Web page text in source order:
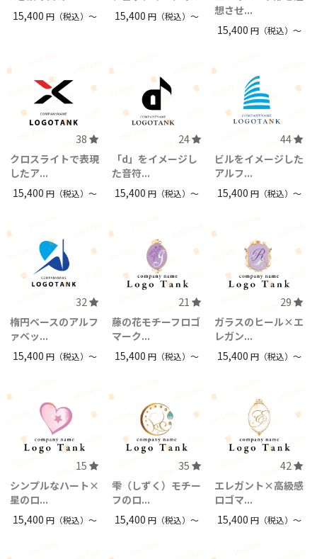
15,400 円（税込）〜
15,400円（税込）〜
想させ...
15,400 円（税込）〜
38
クロスライトで表現
したア...
15,400 円（税込）〜
24
「d」をイメージし
た音符...
15,400円（税込）〜
44
ビルをイメージした
アルフ...
15,400 円（税込）〜
32
楕円ベースのアルフ
ァベッ...
15,400 円（税込）〜
21
藤の花モチーフロゴ
マーク...
15,400円（税込）〜
29
ガラスのヒール×エ
レガン...
15,400 円（税込）〜
15
シンプルなハート×
星のロ...
15,400 円（税込）〜
35
雫（しずく）モチー
フのロ...
15,400円（税込）〜
42
エレガント×高級感
ロゴマ...
15,400 円（税込）〜